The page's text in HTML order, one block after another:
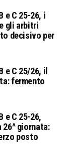
e C 25-26, i
gli arbitri
decisivo per
e C 25/26, il
fermento
e C 25-26,
giornata:
posto